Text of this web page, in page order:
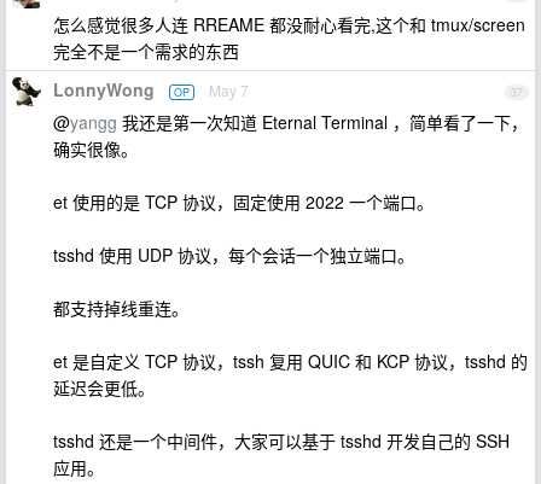
怎么感觉很多人连 RREAME 都没耐心看完,这个和 tmux/screen
完全不是一个需求的东西
37
LonnyWong OP May 7
@yangg 我还是第一次知道 Eternal Terminal ，简单看了一下，
确实很像。
et 使用的是 TCP 协议，固定使用 2022 一个端口。
tsshd 使用 UDP 协议，每个会话一个独立端口。
都支持掉线重连。
et 是自定义 TCP 协议，tssh 复用 QUIC 和 KCP 协议，tsshd 的
延迟会更低。
tsshd 还是一个中间件，大家可以基于 tsshd 开发自己的 SSH
应用。